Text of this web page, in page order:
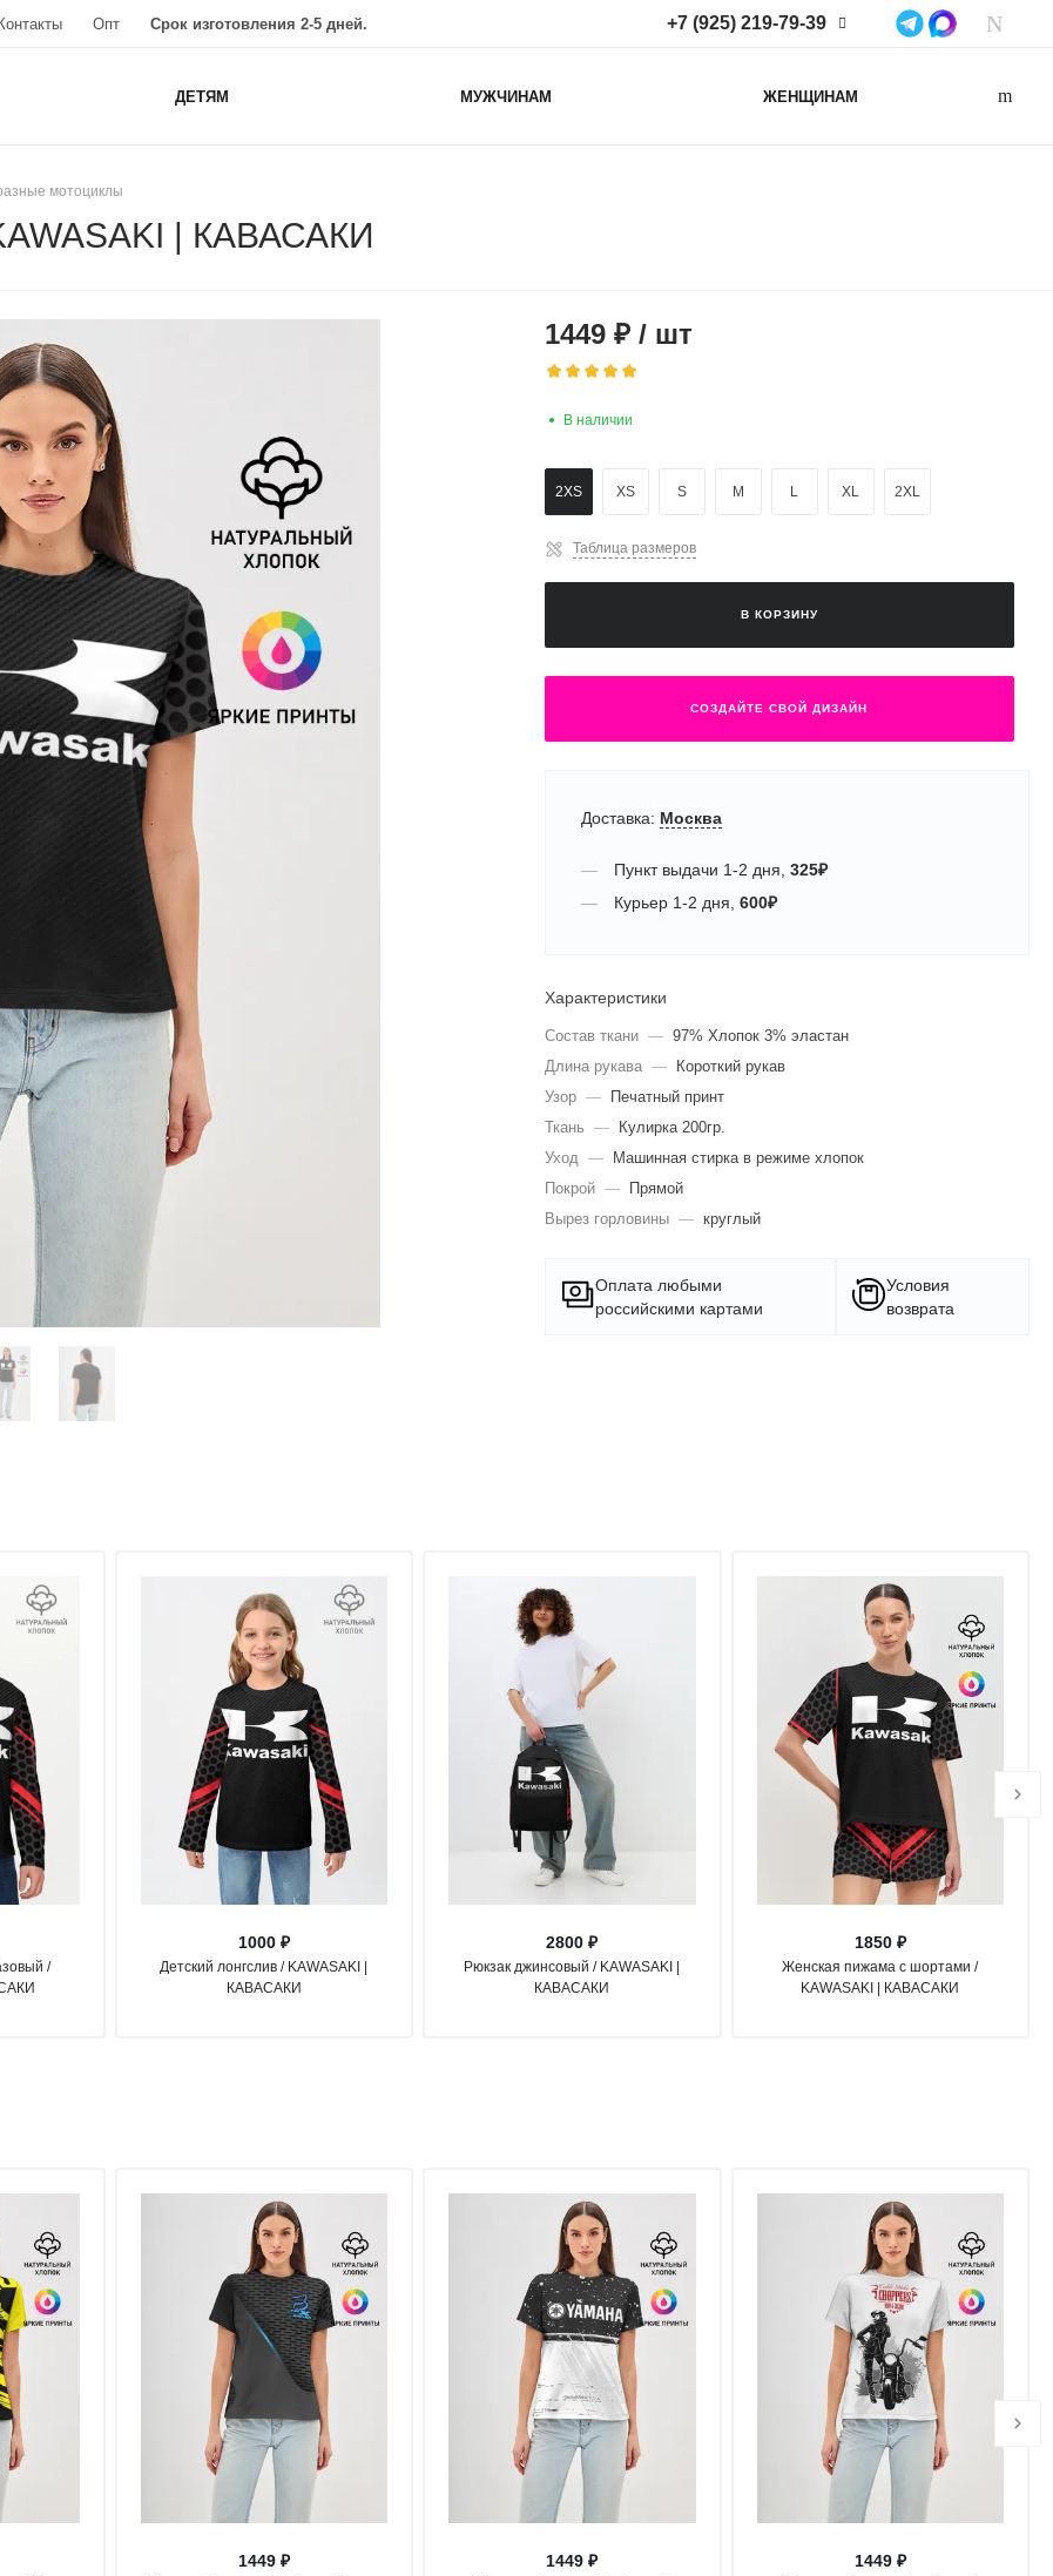
Опт Срок изготовления 2-5 дней. +7 (925) 219-79-39
Нижегородская область,
ДЕТЯМ МУЖЧИНАМ ЖЕНЩИНАМ
мотоциклы
| КАВАСАКИ
1449₽ / шт
В наличии
2XS XS S M L XL 2XL
Таблица размеров
В КОРЗИНУ
СОЗДАЙТЕ СВОЙ ДИЗАЙН
Доставка: Москва
Пункт выдачи 1-2 дня 325₽
Курьер 1-2 дня 600₽
Характеристики
Состав ткани — 97% Хлопок 3% эластан
Длина рукава —
Короткий рукав
Узор —
Печатный принт
Ткань —
Кулирка 200гр.
Уход —
Машинная стирка в режиме хлопок
Покрой —
Прямой
Вырез горловины — круглый
Оплата любыми
российскими картами
Условия
возврата
/
1000 ₽
Детский лонгслив / KAWASAKI |
КАВАСАКИ
2800 ₽
Рюкзак джинсовый / KAWASAKI |
КАВАСАКИ
1850 ₽
Женская пижама с шортами /
KAWASAKI | КАВАСАКИ
1449 ₽ 1449 ₽ 1449 ₽